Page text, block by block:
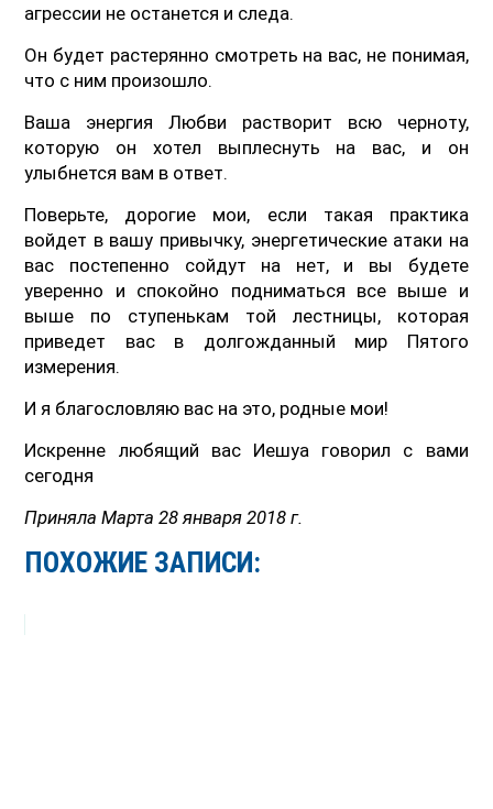
агрессии не останется и следа.
Он будет растерянно смотреть на вас, не понимая,
что с ним произошло.
Ваша энергия Любви растворит всю черноту,
которую он хотел выплеснуть на вас, и он
улыбнется вам в ответ.
Поверьте, дорогие мои, если такая практика
войдет в вашу привычку, энергетические атаки на
вас постепенно сойдут на нет, и вы будете
уверенно и спокойно подниматься все выше и
выше по ступенькам той лестницы, которая
приведет вас в долгожданный мир Пятого
измерения.
И я благословляю вас на это, родные мои!
Искренне любящий вас Иешуа говорил с вами
сегодня
Приняла Марта 28 января 2018 г.
ПОХОЖИЕ ЗАПИСИ: